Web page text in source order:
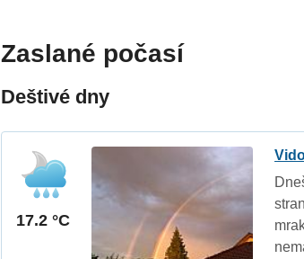
Zaslané počasí
Deštivé dny
17.2 °C